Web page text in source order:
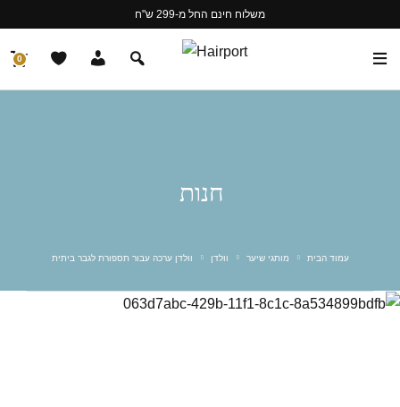
משלוח חינם החל מ-299 ש"ח
0
חנות
עמוד הבית מותגי שיער וולדן וולדן ערכה עבור תספורת לגבר ביתית